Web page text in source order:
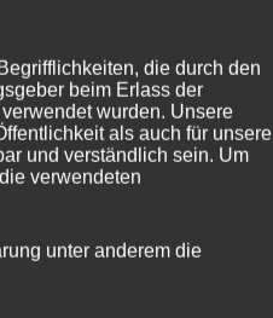
die durch den
beim Erlass der
wurden. Unsere
als auch für unsere
und verständlich sein. Um
verwendeten
unter anderem die